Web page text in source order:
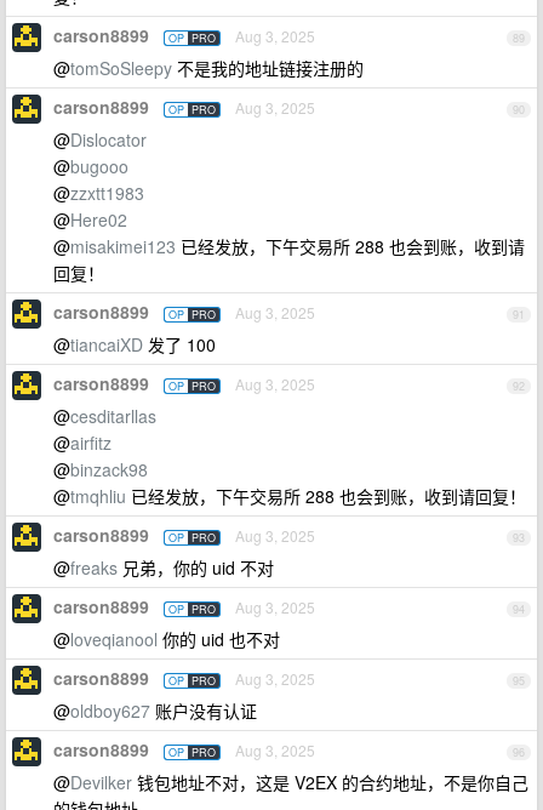
89
carson8899 OP PRO Aug 3, 2025
@tomSoSleepy 不是我的地址链接注册的
90
carson8899 OP PRO Aug 3, 2025
@Dislocator
@bugooo
@zzxtt1983
@Here02
@misakimei123 已经发放，下午交易所 288 也会到账，收到请
回复！
91
carson8899 OP PRO Aug 3, 2025
@tiancaiXD 发了 100
92
carson8899 OP PRO Aug 3, 2025
@cesditarllas
@airfitz
@binzack98
@tmqhliu 已经发放，下午交易所 288 也会到账，收到请回复！
93
carson8899 OP PRO Aug 3, 2025
@freaks 兄弟，你的 uid 不对
94
carson8899 OP PRO Aug 3, 2025
@loveqianool 你的 uid 也不对
95
carson8899 OP PRO Aug 3, 2025
@oldboy627 账户没有认证
96
carson8899 OP PRO Aug 3, 2025
@Devilker 钱包地址不对，这是 V2EX 的合约地址，不是你自己